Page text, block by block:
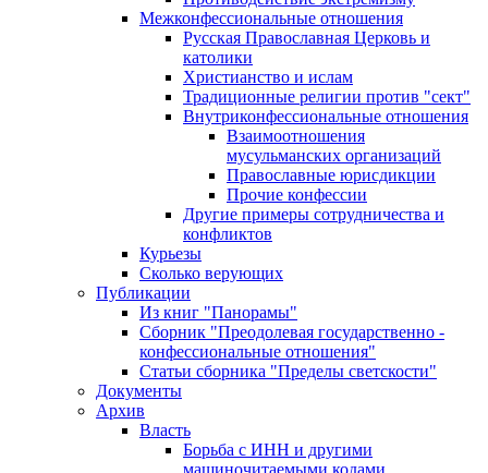
Межконфессиональные отношения
Русская Православная Церковь и
католики
Христианство и ислам
Традиционные религии против "сект"
Внутриконфессиональные отношения
Взаимоотношения
мусульманских организаций
Православные юрисдикции
Прочие конфессии
Другие примеры сотрудничества и
конфликтов
Курьезы
Сколько верующих
Публикации
Из книг "Панорамы"
Сборник "Преодолевая государственно -
конфессиональные отношения"
Статьи сборника "Пределы светскости"
Документы
Архив
Власть
Борьба с ИНН и другими
машиночитаемыми кодами